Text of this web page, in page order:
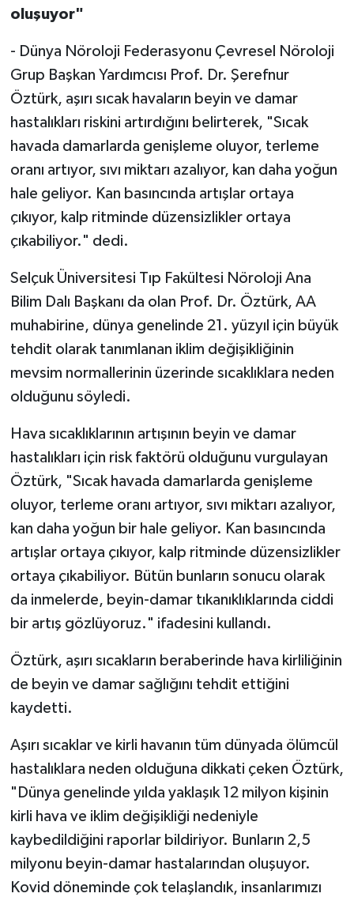
oluşuyor"
- Dünya Nöroloji Federasyonu Çevresel Nöroloji
Grup Başkan Yardımcısı Prof. Dr. Şerefnur
Öztürk, aşırı sıcak havaların beyin ve damar
hastalıkları riskini artırdığını belirterek, "Sıcak
havada damarlarda genişleme oluyor, terleme
oranı artıyor, sıvı miktarı azalıyor, kan daha yoğun
hale geliyor. Kan basıncında artışlar ortaya
çıkıyor, kalp ritminde düzensizlikler ortaya
çıkabiliyor." dedi.
Selçuk Üniversitesi Tıp Fakültesi Nöroloji Ana
Bilim Dalı Başkanı da olan Prof. Dr. Öztürk, AA
muhabirine, dünya genelinde 21. yüzyıl için büyük
tehdit olarak tanımlanan iklim değişikliğinin
mevsim normallerinin üzerinde sıcaklıklara neden
olduğunu söyledi.
Hava sıcaklıklarının artışının beyin ve damar
hastalıkları için risk faktörü olduğunu vurgulayan
Öztürk, "Sıcak havada damarlarda genişleme
oluyor, terleme oranı artıyor, sıvı miktarı azalıyor,
kan daha yoğun bir hale geliyor. Kan basıncında
artışlar ortaya çıkıyor, kalp ritminde düzensizlikler
ortaya çıkabiliyor. Bütün bunların sonucu olarak
da inmelerde, beyin-damar tıkanıklıklarında ciddi
bir artış gözlüyoruz." ifadesini kullandı.
Öztürk, aşırı sıcakların beraberinde hava kirliliğinin
de beyin ve damar sağlığını tehdit ettiğini
kaydetti.
Aşırı sıcaklar ve kirli havanın tüm dünyada ölümcül
hastalıklara neden olduğuna dikkati çeken Öztürk,
"Dünya genelinde yılda yaklaşık 12 milyon kişinin
kirli hava ve iklim değişikliği nedeniyle
kaybedildiğini raporlar bildiriyor. Bunların 2,5
milyonu beyin-damar hastalarından oluşuyor.
Kovid döneminde çok telaşlandık, insanlarımızı